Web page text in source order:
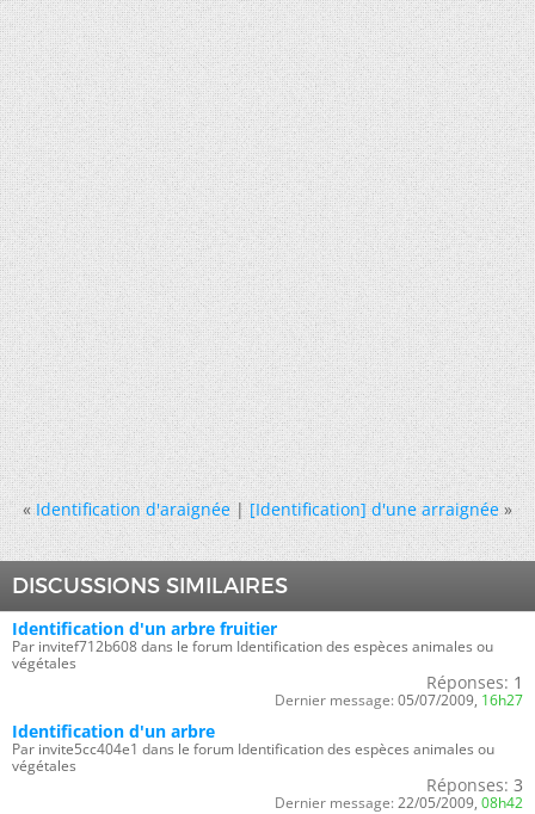
« Identification d'araignée|[Identification] d'une arraignée »
DISCUSSIONS SIMILAIRES
Identification d'un arbre fruitier
Par invitef712b608 dans le forum Identification des espèces animales ou
végétales
Réponses: 1
Dernier message: 05/07/2009, 16h27
Identification d'un arbre
Par invite5cc404e1 dans le forum Identification des espèces animales ou
végétales
Réponses: 3
Dernier message: 22/05/2009, 08h42